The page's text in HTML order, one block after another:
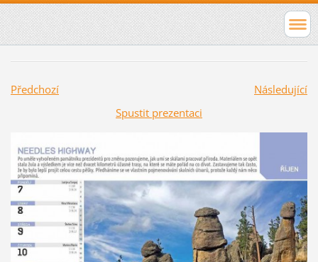
Předchozí
Následující
Spustit prezentaci